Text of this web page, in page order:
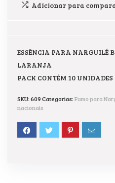
Adicionar para
ESSÊNCIA PARA NARGUILÉ
LARANJA
PACK CONTÉM 10
SKU:609Categorias:Fumo para
nacionais